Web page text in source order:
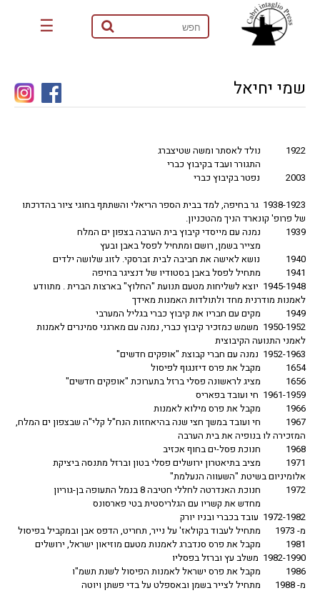
☰
שמי יחיאל
1922
נולד לאסתר ומשה שטיצברג
התגורר ועבד בקיבוץ כברי
2003 נפטר בקיבוץ כברי
1938-1923 גר בחיפה, למד בבית הספר הריאלי והשתתף בחוגי ציור בהדרכתו
של פרופ' קונארד הניך מהטכניון.
1939
נמנה עם מייסדי קיבוץ בית הערבה בצפון ים המלח
מצייר בשמן, רושם ומתחיל לפסל באבן ובעץ
1940 נושא לאישה את חביבה לבית זברסקי. לזוג שלושה ילדים
1941
מתחיל לפסל באבן בסטודיו של דנציגר בחיפה
1945-1948 יוצא לשליחות מטעם תנועת "החלוץ" בארצות הברית . מתוודע
לאמנות מודרנית מחד ולתולדות האמנות מאידך
1949
מקים עם חבריו את קיבוץ כברי בגליל המערבי
1950-1952 משמש כמזכיר קיבוץ כברי, נמנה עם מארגני סמינרים לאמנות
לאמני התנועה הקיבוצית
1952-1963 נמנה עם חברי קבוצת "אופקים חדשים"
1654
מקבל את פרס דיזנגוף לפיסול
1656
מציג לראשונה פסלי ברזל בתערוכת "אופקים חדשים"
1961-1959 חי ועובד בפאריס
1966
מקבל את פרס מילוא לאמנות
1967
חי ועובד במשך חצי שנה בהיאחזות הנח"ל קלי"ה שבצפון ים המלח,
המזכירה לו בנופיה את בית הערבה
1968
חנוכת פסל-ים בחוף אכזיב
1971
מציב בתיאטרון ירושלים פסלי בטון וברזל מתנסה ביציקת
אלומיניום בשיטת "השעווה הנעלמת"
1972
חנוכת האנדרטה לחללי חטיבה 8 בנמל התעופה בן-גוריון
מחדש את קשריו עם הגלריסטית בטי פארסונס
1972-1982 עובד בכברי ובניו יורק
מ- 1973
מתחיל לעבוד בקולאז' על נייר, תחריט, הדפס אבן ובמקביל בפיסול
1981
מקבל את פרס סנדברג לאמנות מטעם מוזיאון ישראל, ירושלים
1982-1990 משלב עץ וברזל בפסליו
1986
מקבל את פרס ישראל לאמנות הפיסול לשנת תשמ"ו
מ- 1988
מתחיל לצייר בשמן ובאספלט על בדי פשתן ויוטה